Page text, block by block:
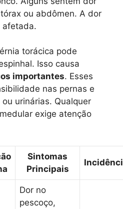
ou abdômen. A dor
afetada.
torácica pode
Isso causa
importantes. Esses
nas pernas e
urinárias. Qualquer
exige atenção
Sintomas
Principais
Dor no
pescoço,